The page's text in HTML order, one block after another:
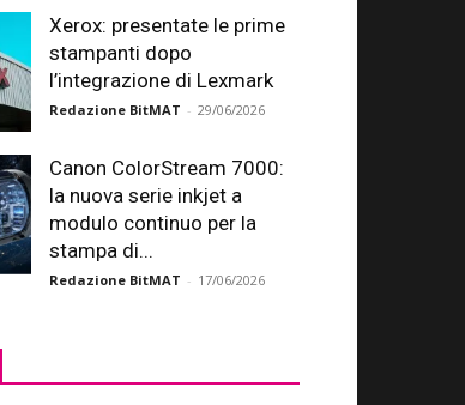
Xerox: presentate le prime
stampanti dopo
l’integrazione di Lexmark
Redazione BitMAT - 29/06/2026
Canon ColorStream 7000:
la nuova serie inkjet a
modulo continuo per la
stampa di...
Redazione BitMAT - 17/06/2026